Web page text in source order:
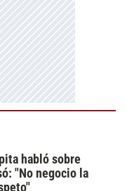
habló sobre
"No negocio la